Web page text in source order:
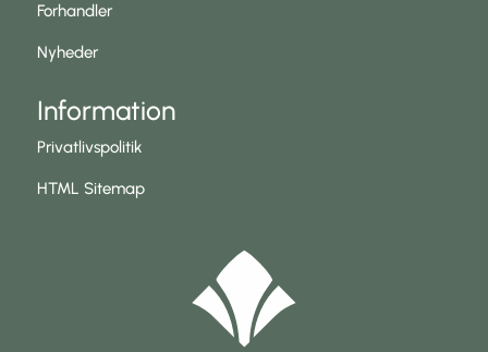
Forhandler
Nyheder
Information
Privatlivspolitik
HTML Sitemap